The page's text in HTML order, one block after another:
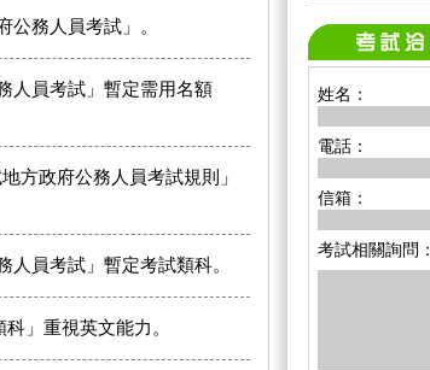
公務人員考試」。
人員考試」暫定需用名額
方政府公務人員考試規則」
人員考試」暫定考試類科。
」重視英文能力。
姓名：
電話：
信箱：
考試相關詢問：